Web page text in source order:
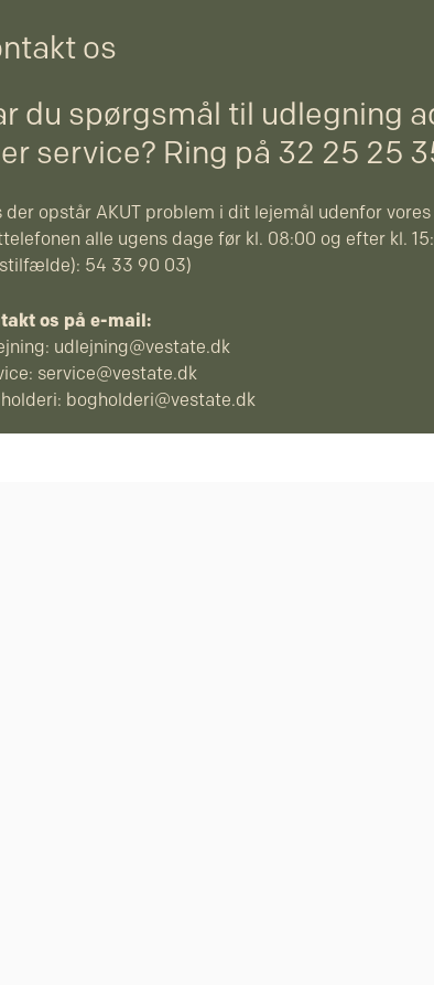
os
du spørgsmål til udlegning
service? Ring på 32 25 25
der opstår AKUT problem i dit lejemål udenfor
alle ugens dage før kl. 08:00 og efter kl.
54 33 90 03)
os på e-mail:
udlejning@vestate.dk
service@vestate.dk
bogholderi@vestate.dk